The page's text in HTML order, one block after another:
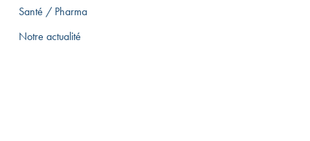
Santé / Pharma
Notre actualité